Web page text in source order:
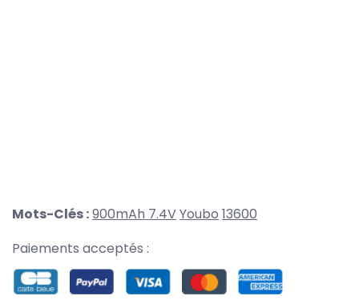
Mots-Clés :900mAh 7.4VYoubo 13600
Paiements acceptés :